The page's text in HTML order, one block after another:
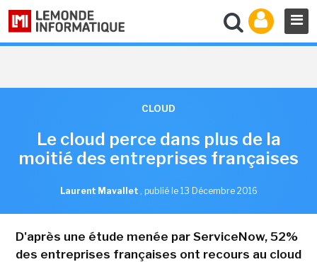
CLOUD
Le cloud perce dans plus de la
moitié des entreprises françaises
Laurent Mavallet , publié le 13 Décembre 2016
D'après une étude menée par ServiceNow, 52%
des entreprises françaises ont recours au cloud